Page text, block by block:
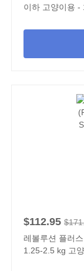
이하 고양이용 -
$112.95
레볼루션 플러
1.25-2.5 kg 고